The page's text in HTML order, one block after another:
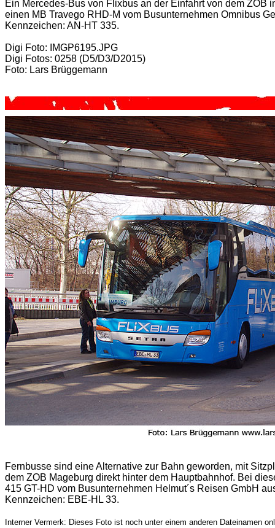
Ein Mercedes-Bus von Flixbus an der Einfahrt von dem ZOB
einen MB Travego RHD-M vom Busunternehmen Omnibus
Kennzeichen: AN-HT 335.
Digi Foto: IMGP6195.JPG
Digi Fotos: 0258 (D5/D3/D2015)
Foto: Lars Brüggemann
Fernbusse sind eine Alternative zur Bahn geworden, mit
dem ZOB Mageburg direkt hinter dem Hauptbahnhof. Bei
415 GT-HD vom Busunternehmen Helmut´s Reisen GmbH
Kennzeichen: EBE-HL 33.
Interner Vermerk: Dieses Foto ist noch unter einem anderen Dateinamen